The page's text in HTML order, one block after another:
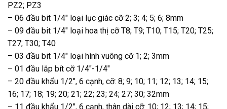
PZ2; PZ3
– 06 đầu bit 1/4″ loại lục giác cỡ 2; 3; 4; 5; 6; 8mm
– 09 đầu bit 1/4″ loại hoa thị cỡ T8; T9; T10; T15; T20; T25;
T27; T30; T40
– 03 đầu bit 1/4″ loại hình vuông cỡ 1; 2; 3mm
– 01 đầu lắp bít cỡ 1/4″-1/4″
– 20 đầu khẩu 1/2″, 6 cạnh, cỡ: 8; 9; 10; 11; 12; 13; 14; 15;
16; 17; 18; 19; 20; 21; 22; 23; 24; 27; 30; 32mm
– 11 đầu khẩu 1/2″, 6 cạnh, thân dài cỡ: 10; 12; 13; 14; 15;